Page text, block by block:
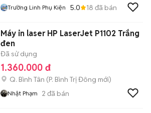
Trường Linh Phụ Kiện 5.0 18 đã bán
Máy in laser HP LaserJet P1102 Trắng
đen
Đã sử dụng
1.360.000 đ
Q. Bình Tân (P. Bình Trị Đông mới)
Nhật Phạm 2 đã bán